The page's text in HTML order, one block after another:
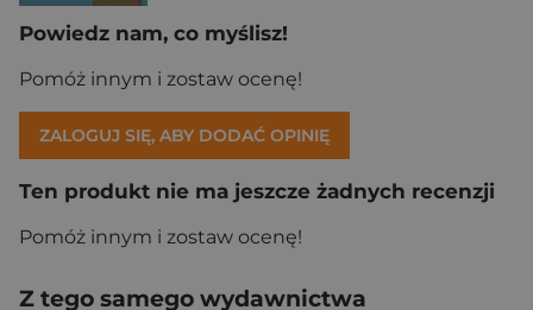
Powiedz nam, co myślisz!
Pomóż innym i zostaw ocenę!
ZALOGUJ SIĘ, ABY DODAĆ OPINIĘ
Ten produkt nie ma jeszcze żadnych recenzji
Pomóż innym i zostaw ocenę!
Z tego samego wydawnictwa